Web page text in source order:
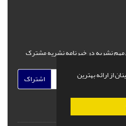
از ارائه بهترین
مهم نشریه در خبرنامه نشریه مشترک
اشتراک